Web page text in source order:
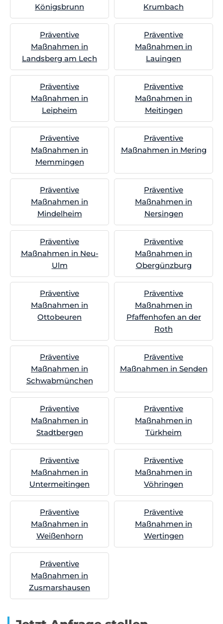
Königsbrunn
Krumbach
Präventive
Maßnahmen in
Landsberg am Lech
Präventive
Maßnahmen in
Lauingen
Präventive
Maßnahmen in
Leipheim
Präventive
Maßnahmen in
Meitingen
Präventive
Maßnahmen in
Memmingen
Präventive
Maßnahmen in Mering
Präventive
Maßnahmen in
Mindelheim
Präventive
Maßnahmen in
Nersingen
Präventive
Maßnahmen in Neu-
Ulm
Präventive
Maßnahmen in
Obergünzburg
Präventive
Maßnahmen in
Ottobeuren
Präventive
Maßnahmen in
Pfaffenhofen an der
Roth
Präventive
Maßnahmen in
Schwabmünchen
Präventive
Maßnahmen in Senden
Präventive
Maßnahmen in
Stadtbergen
Präventive
Maßnahmen in
Türkheim
Präventive
Maßnahmen in
Untermeitingen
Präventive
Maßnahmen in
Vöhringen
Präventive
Maßnahmen in
Weißenhorn
Präventive
Maßnahmen in
Wertingen
Präventive
Maßnahmen in
Zusmarshausen